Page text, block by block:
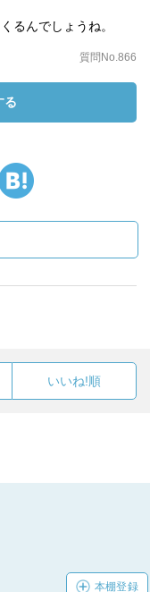
るんでしょうね。
質問No.866
る
いいね!順
本棚登録